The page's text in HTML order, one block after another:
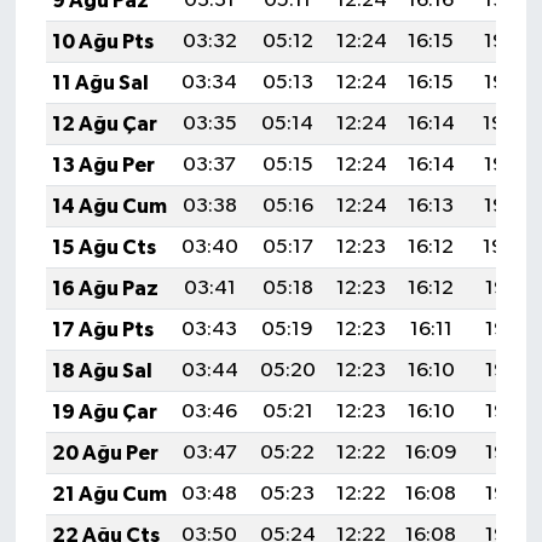
10 Ağu Pts
03:32 05:12 12:24 16:15
19:27
11 Ağu Sal
03:34 05:13 12:24 16:15
19:26
12 Ağu Çar
03:35 05:14 12:24 16:14
19:24
13 Ağu Per
03:37 05:15 12:24 16:14
19:23
14 Ağu Cum
03:38 05:16 12:24 16:13
19:22
15 Ağu Cts
03:40 05:17 12:23 16:12
19:20
16 Ağu Paz
03:41 05:18 12:23 16:12
19:19
17 Ağu Pts
03:43 05:19 12:23 16:11
19:17
18 Ağu Sal
03:44 05:20 12:23 16:10
19:16
19 Ağu Çar
03:46 05:21 12:23 16:10
19:15
20 Ağu Per
03:47 05:22 12:22 16:09
19:13
21 Ağu Cum
03:48 05:23 12:22 16:08
19:12
22 Ağu Cts
03:50 05:24 12:22 16:08 19:10